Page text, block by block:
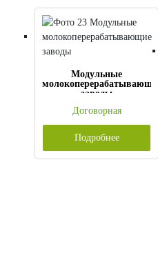
Модульные
молокоперерабатывающие
заводы
Договорная
Подробнее